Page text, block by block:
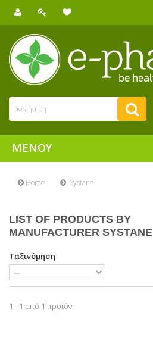
ΜΕΝΟΎ
Home Systane
LIST OF PRODUCTS BY
MANUFACTURER SYSTANE
Ταξινόμηση
1 - 1 από 1 προϊόν